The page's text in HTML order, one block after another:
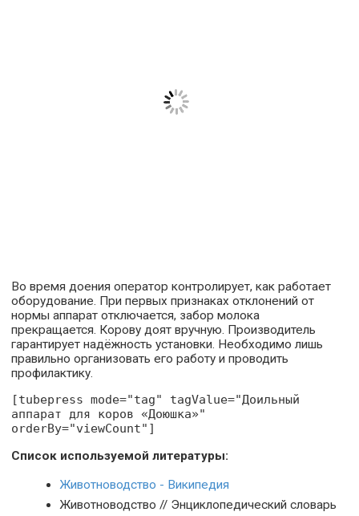
Во время доения оператор контролирует, как работает
оборудование. При первых признаках отклонений от
нормы аппарат отключается, забор молока
прекращается. Корову доят вручную. Производитель
гарантирует надёжность установки. Необходимо лишь
правильно организовать его работу и проводить
профилактику.
[tubepress mode="tag" tagValue="Доильный
аппарат для коров «Доюшка»"
orderBy="viewCount"]
Список используемой литературы:
Животноводство - Википедия
Животноводство // Энциклопедический словарь